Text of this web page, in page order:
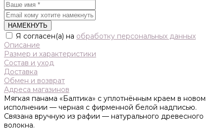
НАМЕКНУТЬ
Я согласен(а) на обработку персональных данных
Описание
Размер и характеристики
Состав и уход
Доставка
Обмен и возврат
Адреса магазинов
Мягкая панама «Балтика» с уплотнённым краем в новом
исполнении — черная с фирменной белой надписью.
Связана вручную из рафии — натурального древесного
волокна.